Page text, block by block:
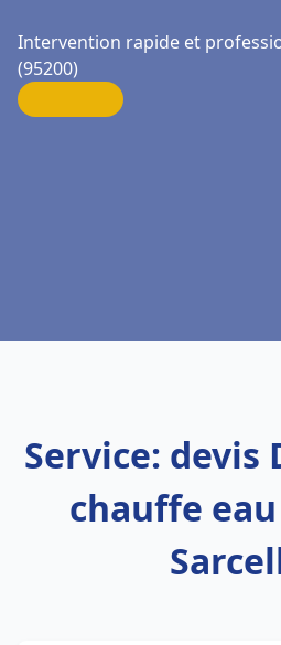
Intervention rapide et
(95200)
Service: devis
chauffe